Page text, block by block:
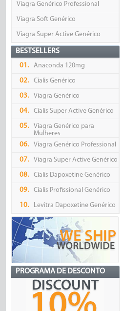
Viagra Genérico Professional
Viagra Soft Genérico
Viagra Super Active Genérico
BESTSELLERS
01. Anaconda 120mg
02. Cialis Genérico
03. Viagra Genérico
04. Cialis Super Active Genérico
05.
Viagra Genérico para
Mulheres
06.
Viagra Genérico Professional
07. Viagra Super Active Genérico
08. Cialis Dapoxetine Genérico
09. Cialis Profissional Genérico
10. Levitra Dapoxetine Genérico
PROGRAMA DE DESCONTO